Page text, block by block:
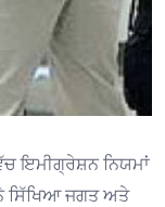
ਇਮੀਗ੍ਰੇਸ਼ਨ ਨਿਯਮਾਂ
ਸਿੱਖਿਆ ਜਗਤ ਅਤੇ